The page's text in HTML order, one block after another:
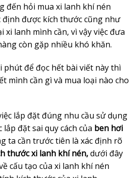
đến hỏi mua xi lanh khí nén
được kích thước cũng như
xi lanh mình cần, vì vậy việc đưa
còn gặp nhiều khó khăn.
phút để đọc hết bài viết này thì
mình cần gì và mua loại nào cho
lắp đặt đúng nhu cầu sử dụng
đặt sai quy cách của ben hơi
ta cần trước tiên là xác định rõ
thước xi lanh khí nén,dưới đây
cấu tạo của xi lanh khí nén